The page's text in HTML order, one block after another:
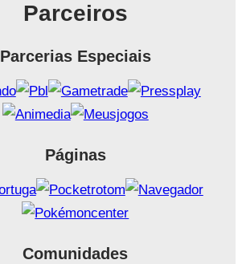
Parceiros
Parcerias Especiais
Páginas
Comunidades